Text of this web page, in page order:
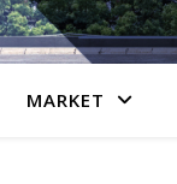
MARKET